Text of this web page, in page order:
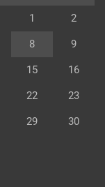
1 2
8 9
15 16
22 23
29 30